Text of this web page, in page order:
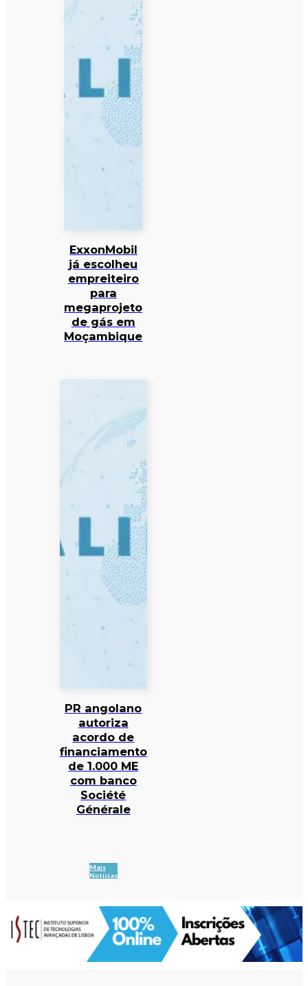
ExxonMobil
já escolheu
empreiteiro
para
megaprojeto
de gás em
Moçambique
PR angolano
autoriza
acordo de
financiamento
de 1.000 ME
com banco
Société
Générale
Mais
Notícias